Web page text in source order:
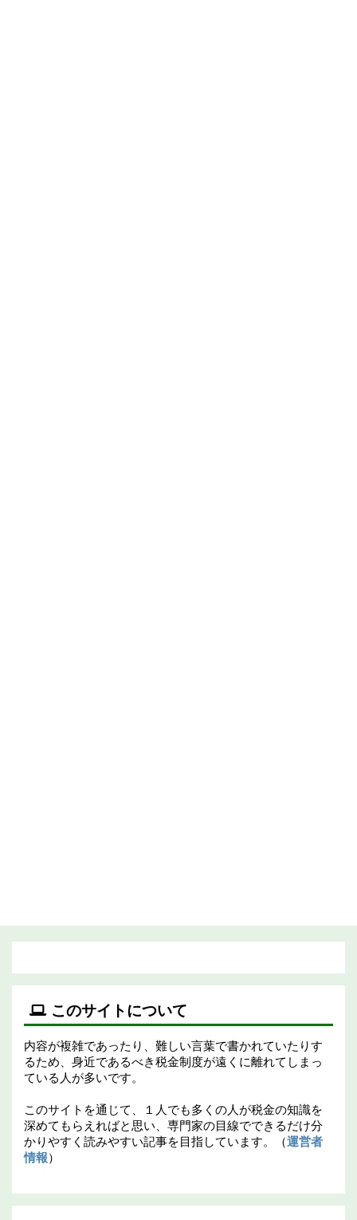
このサイトについて
内容が複雑であったり、難しい言葉で書かれていたりす
るため、身近であるべき税金制度が遠くに離れてしまっ
ている人が多いです。
このサイトを通じて、１人でも多くの人が税金の知識を
深めてもらえればと思い、専門家の目線でできるだけ分
かりやすく読みやすい記事を目指しています。（運営者
情報）